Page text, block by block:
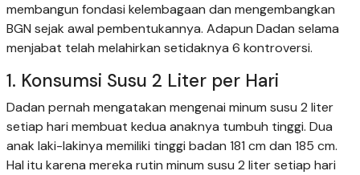
membangun fondasi kelembagaan dan mengembangkan
BGN sejak awal pembentukannya. Adapun Dadan selama
menjabat telah melahirkan setidaknya 6 kontroversi.
1. Konsumsi Susu 2 Liter per Hari
Dadan pernah mengatakan mengenai minum susu 2 liter
setiap hari membuat kedua anaknya tumbuh tinggi. Dua
anak laki-lakinya memiliki tinggi badan 181 cm dan 185 cm.
Hal itu karena mereka rutin minum susu 2 liter setiap hari